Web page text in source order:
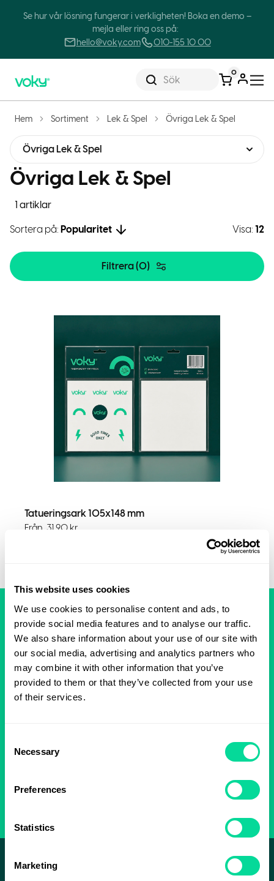
This website uses cookies
We use cookies to personalise content and ads, to
provide social media features and to analyse our traffic.
We also share information about your use of our site with
our social media, advertising and analytics partners who
may combine it with other information that you’ve
provided to them or that they’ve collected from your use
of their services.
Selection
Necessary
Preferences
Statistics
Marketing
Se hur vår lösning fungerar i verkligheten! Boka en demo –
mejla eller ring oss på:
hello@voky.com
010-155 10 00
Sök
0
Hem Sortiment Lek & Spel Övriga Lek & Spel
Övriga Lek & Spel
1 artiklar
Övriga Lek & Spel
Sortera på: Popularitet Visa: 12
Filtrera (0)
Tatueringsark 105x148 mm
Från 31,90kr
SNABBA LEVERANSER
Från vår egen produktion
MILJÖ, KVALITÉ & ARBETSMILJÖ
ISO 9001, ISO 14001 och ISO 45001 Certifierade
Kontakta oss om du inte hittar det du söker